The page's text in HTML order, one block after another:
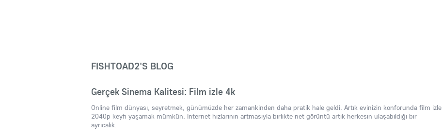
FISHTOAD2'S BLOG
Gerçek Sinema Kalitesi: Film izle 4k
Online film dünyası, seyretmek, günümüzde her zamankinden daha pratik hale geldi. Artık evinizin konforunda film izle
2040p keyfi yaşamak mümkün. İnternet hızlarının artmasıyla birlikte net görüntü artık herkesin ulaşabildiği bir
ayrıcalık.